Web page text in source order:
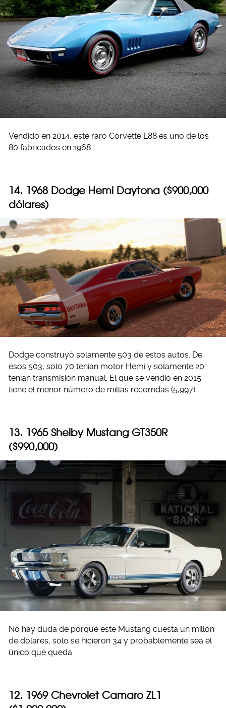
Vendido en 2014, este raro Corvette L88 es uno de los
80 fabricados en 1968.
14. 1968 Dodge Hemi Daytona ($900,000
dólares)
Dodge construyó solamente 503 de estos autos. De
esos 503, solo 70 tenían motor Hemi y solamente 20
tenían transmisión manual. El que se vendió en 2015
tiene el menor número de millas recorridas (5,997).
13. 1965 Shelby Mustang GT350R
($990,000)
No hay duda de porqué este Mustang cuesta un millón
de dólares, solo se hicieron 34 y probablemente sea el
único que queda.
12. 1969 Chevrolet Camaro ZL1